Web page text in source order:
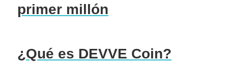
primer millón
¿Qué es DEVVE Coin?